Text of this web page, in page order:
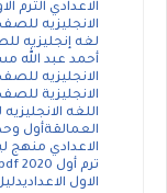
الاعدادي
أحمد عبد الله
العمالقةأول
الاول